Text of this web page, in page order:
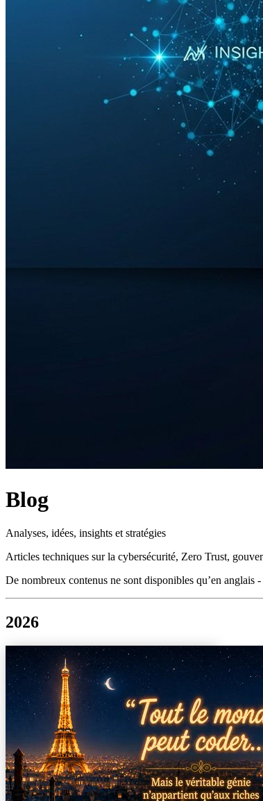
Blog
Analyses, idées, insights et stratégies
Articles techniques sur la cybersécurité, Zero Trust,
De nombreux contenus ne sont disponibles qu’en anglais
2026